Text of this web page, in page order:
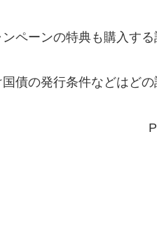
ペーンの特典も購入する
債の発行条件などはどの